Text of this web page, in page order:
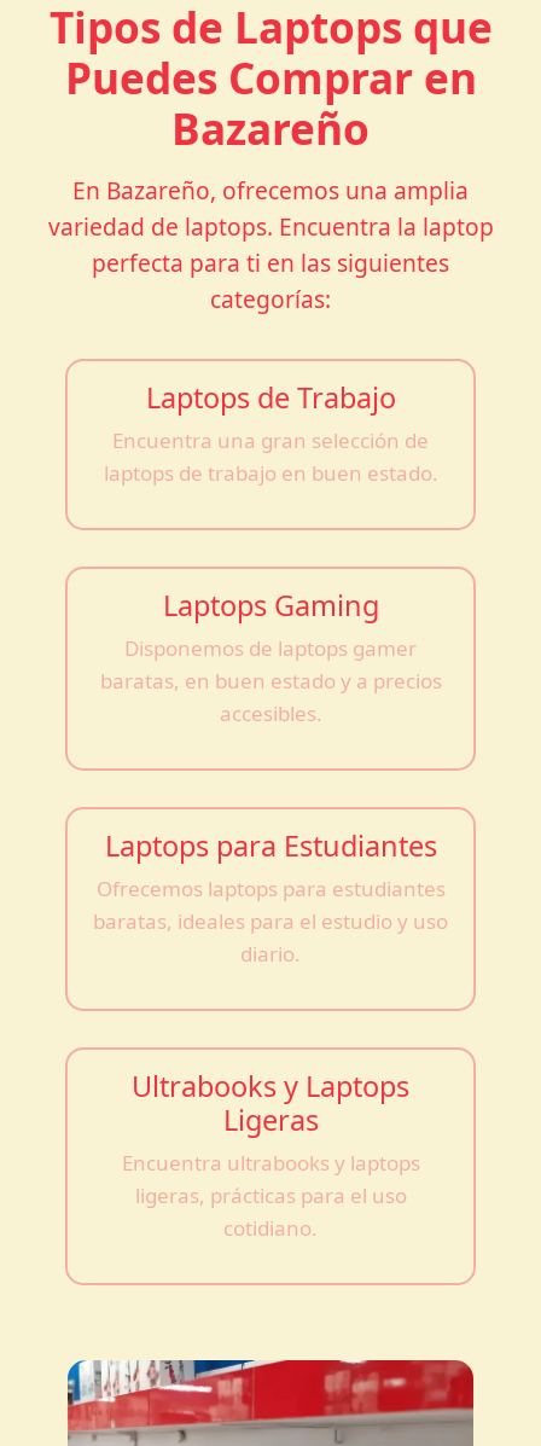
Tipos de Laptops que
Puedes Comprar en
Bazareño
En Bazareño, ofrecemos una amplia
variedad de laptops. Encuentra la laptop
perfecta para ti en las siguientes
categorías:
Laptops de Trabajo
Encuentra una gran selección de
laptops de trabajo en buen estado.
Laptops Gaming
Disponemos de laptops gamer
baratas, en buen estado y a precios
accesibles.
Laptops para Estudiantes
Ofrecemos laptops para estudiantes
baratas, ideales para el estudio y uso
diario.
Ultrabooks y Laptops
Ligeras
Encuentra ultrabooks y laptops
ligeras, prácticas para el uso
cotidiano.